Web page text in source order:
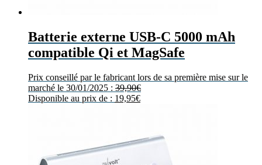
Batterie externe USB-C 5000 mAh
compatible Qi et MagSafe
Prix conseillé par le fabricant lors de sa première mise sur le
marché le 30/01/2025 : 39,90€
Disponible au prix de : 19,95€